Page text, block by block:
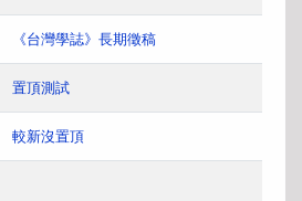
《台灣學誌》長期徵稿
置頂測試
較新沒置頂